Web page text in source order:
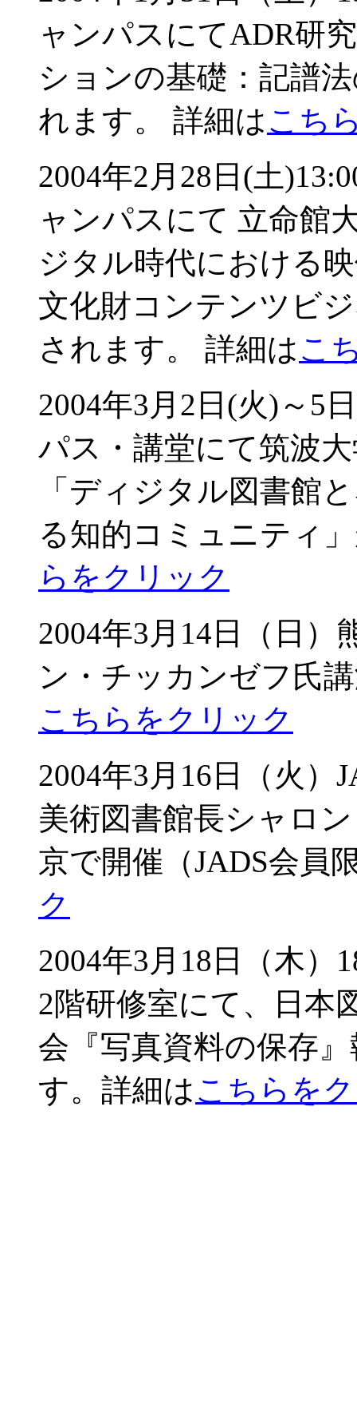
ャンパスにてADR研
ションの基礎：記譜
れます。 詳細はこち
2004年2月28日(土
ャンパスにて 立命館
ジタル時代における
文化財コンテンツビ
されます。 詳細はこ
2004年3月2日(火)～5
パス・講堂にて筑波
「ディジタル図書館
る知的コミュニティ
らをクリック
2004年3月14日（日）
ン・チッカンゼフ氏
こちらをクリック
2004年3月16日（火）
美術図書館長シャロ
京で開催（JADS会員
ク
2004年3月18日（木）
2階研修室にて、日本
会『写真資料の保存
す。詳細はこちらを